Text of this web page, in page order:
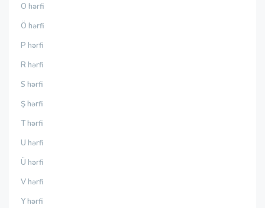
O hərfi
Ö hərfi
P hərfi
R hərfi
S hərfi
Ş hərfi
T hərfi
U hərfi
Ü hərfi
V hərfi
Y hərfi